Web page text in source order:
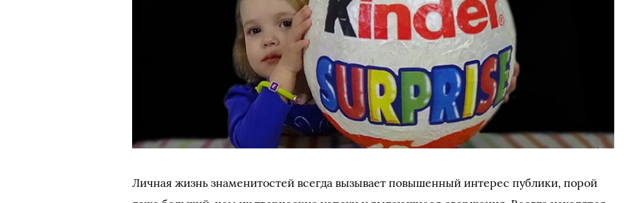
Личная жизнь знаменитостей всегда вызывает повышенный интерес публики, порой